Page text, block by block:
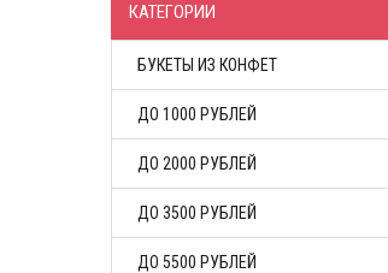
КАТЕГОРИИ
БУКЕТЫ ИЗ КОНФЕТ
ДО 1000 РУБЛЕЙ
ДО 2000 РУБЛЕЙ
ДО 3500 РУБЛЕЙ
ДО 5500 РУБЛЕЙ